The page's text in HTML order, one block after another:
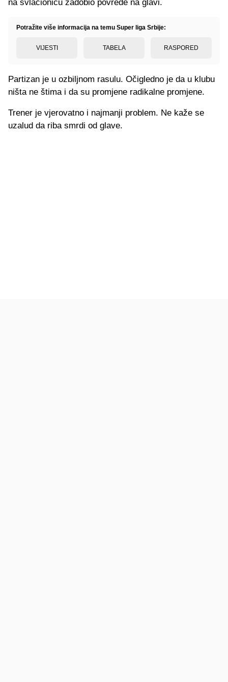
na svlačionicu zadobio povrede na glavi.
Potražite više informacija na temu Super liga Srbije:
VIJESTI TABELA RASPORED
Partizan je u ozbiljnom rasulu. Očigledno je da u klubu
ništa ne štima i da su promjene radikalne promjene.
Trener je vjerovatno i najmanji problem. Ne kaže se
uzalud da riba smrdi od glave.